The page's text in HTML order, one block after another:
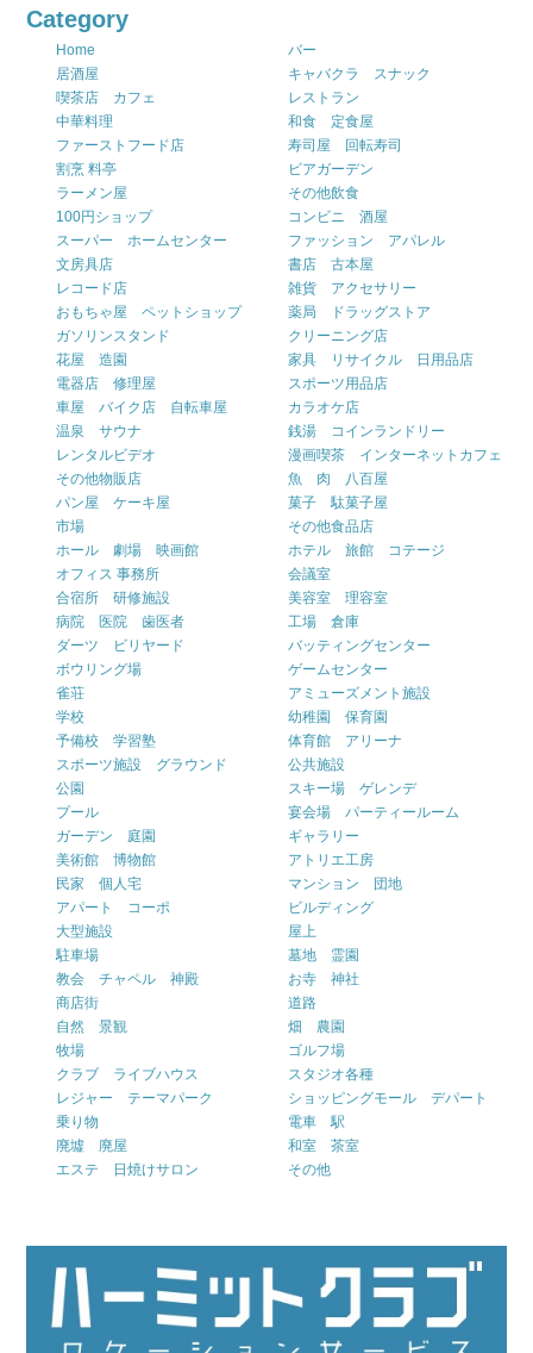
Category
Home
バー
居酒屋
キャバクラ スナック
喫茶店 カフェ
レストラン
中華料理
和食 定食屋
ファーストフード店
寿司屋 回転寿司
割烹 料亭
ビアガーデン
ラーメン屋
その他飲食
100円ショップ
コンビニ 酒屋
スーパー ホームセンター
ファッション アパレル
文房具店
書店 古本屋
レコード店
雑貨 アクセサリー
おもちゃ屋 ペットショップ
薬局 ドラッグストア
ガソリンスタンド
クリーニング店
花屋 造園
家具 リサイクル 日用品店
電器店 修理屋
スポーツ用品店
車屋 バイク店 自転車屋
カラオケ店
温泉 サウナ
銭湯 コインランドリー
レンタルビデオ
漫画喫茶 インターネットカフェ
その他物販店
魚 肉 八百屋
パン屋 ケーキ屋
菓子 駄菓子屋
市場
その他食品店
ホール 劇場 映画館
ホテル 旅館 コテージ
オフィス 事務所
会議室
合宿所 研修施設
美容室 理容室
病院 医院 歯医者
工場 倉庫
ダーツ ビリヤード
バッティングセンター
ボウリング場
ゲームセンター
雀荘
アミューズメント施設
学校
幼稚園 保育園
予備校 学習塾
体育館 アリーナ
スポーツ施設 グラウンド
公共施設
公園
スキー場 ゲレンデ
プール
宴会場 パーティールーム
ガーデン 庭園
ギャラリー
美術館 博物館
アトリエ工房
民家 個人宅
マンション 団地
アパート コーポ
ビルディング
大型施設
屋上
駐車場
墓地 霊園
教会 チャペル 神殿
お寺 神社
商店街
道路
自然 景観
畑 農園
牧場
ゴルフ場
クラブ ライブハウス
スタジオ各種
レジャー テーマパーク
ショッピングモール デパート
乗り物
電車 駅
廃墟 廃屋
和室 茶室
エステ 日焼けサロン
その他